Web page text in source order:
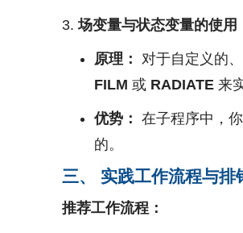
场变量与状态变量的使用
原理： 对于自定义的
FILM 或 RADIATE 来
优势： 在子程序中，
的。
三、 实践工作流程与排
推荐工作流程：